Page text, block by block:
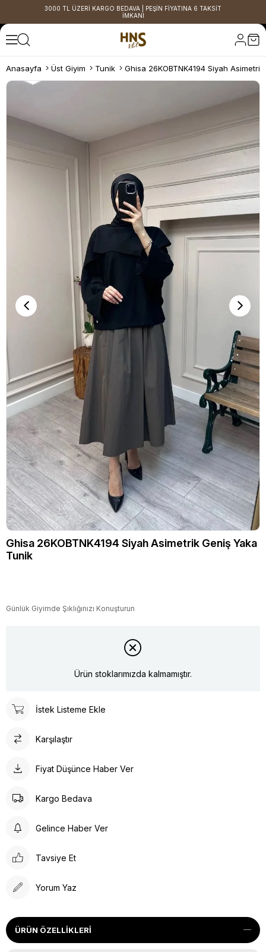
3000 TL ÜZERİ KARGO BEDAVA | PEŞİN FİYATINA 6 TAKSİT
İMKANI
Anasayfa Üst Giyim Tunik
Ghisa 26KOBTNK4194 Siyah Asimetrik Geniş Yaka
Tunik
Günlük Giyimde Şıklığınızı Konuşturun
Ürün stoklarımızda kalmamıştır.
İstek Listeme Ekle
Karşılaştır
Fiyat Düşünce Haber Ver
Kargo Bedava
Gelince Haber Ver
Tavsiye Et
Yorum Yaz
ÜRÜN ÖZELLIKLERI